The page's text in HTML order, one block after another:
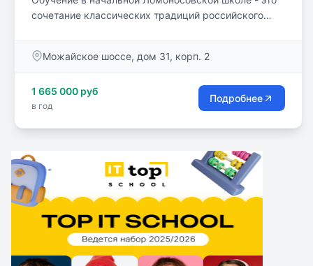
сочетание классических традиций российского
дети получают с нулевого (подготовительного) по 4
Можайское шоссе, дом 31, корп. 2
1 665 000 руб
в год
Подробнее